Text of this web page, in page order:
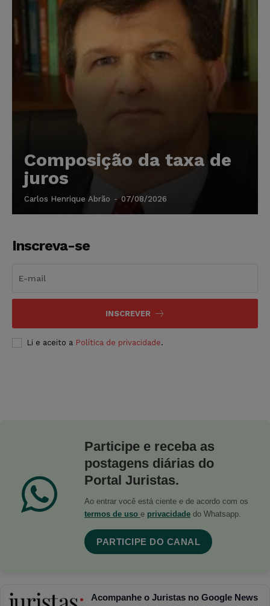
Composição da taxa de
juros
Carlos Henrique Abrão - 07/08/2026
Inscreva-se
INSCREVER
Li e aceito a Política de privacidade.
Participe e receba as
postagens diárias do
Portal Juristas.
Ao entrar você está ciente e de acordo com os
termos de uso e privacidade do Whatsapp.
PARTICIPE DO CANAL
Acompanhe o Juristas no Google News